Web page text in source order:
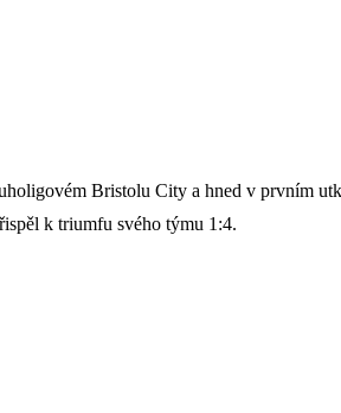
Bristolu City a hned v prvním
k triumfu svého týmu 1:4.